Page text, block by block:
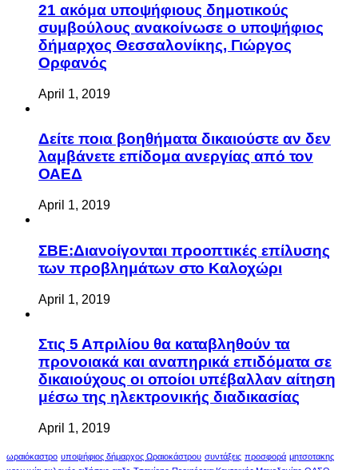
21 ακόμα υποψήφιους δημοτικούς
συμβούλους ανακοίνωσε ο υποψήφιος
δήμαρχος Θεσσαλονίκης, Γιώργος
Ορφανός
April 1, 2019
Δείτε ποια βοηθήματα δικαιούστε αν δεν
λαμβάνετε επίδομα ανεργίας από τον
ΟΑΕΔ
April 1, 2019
ΣΒΕ:Διανοίγονται προοπτικές επίλυσης
των προβλημάτων στο Καλοχώρι
April 1, 2019
Στις 5 Απριλίου θα καταβληθούν τα
προνοιακά και αναπηρικά επιδόματα σε
δικαιούχους οι οποίοι υπέβαλλαν αίτηση
μέσω της ηλεκτρονικής διαδικασίας
April 1, 2019
ωραιόκαστρο υποψήφιος δήμαρχος Ωραιοκάστρου συντάξεις προσφορά μητσοτακης